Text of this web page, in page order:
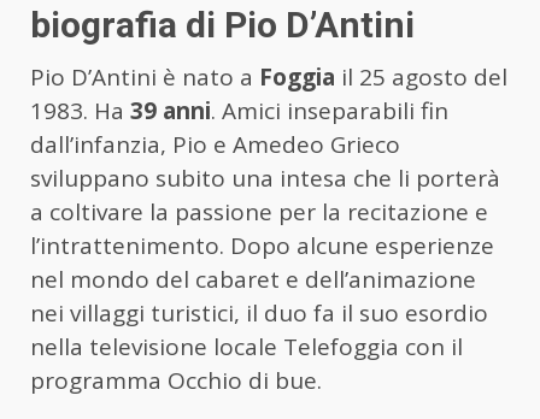
biografia di Pio D’Antini
Pio D’Antini è nato a Foggia il 25 agosto del
1983. Ha 39 anni. Amici inseparabili fin
dall’infanzia, Pio e Amedeo Grieco
sviluppano subito una intesa che li porterà
a coltivare la passione per la recitazione e
l’intrattenimento. Dopo alcune esperienze
nel mondo del cabaret e dell’animazione
nei villaggi turistici, il duo fa il suo esordio
nella televisione locale Telefoggia con il
programma Occhio di bue.